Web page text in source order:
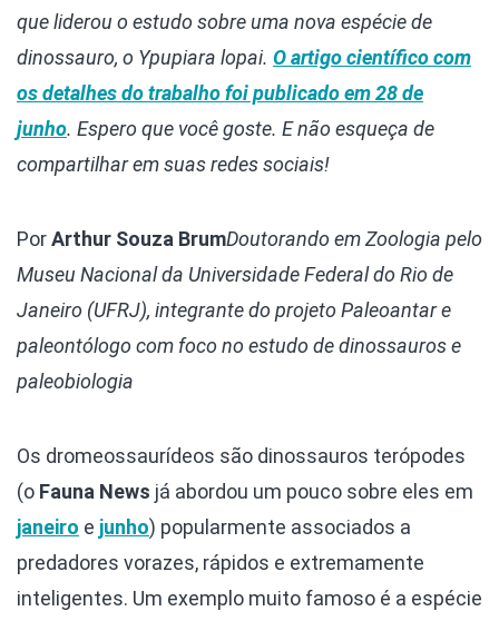
que liderou o estudo sobre uma nova espécie de
dinossauro, o Ypupiara lopai. O artigo científico com
os detalhes do trabalho foi publicado em 28 de
junho. Espero que você goste. E não esqueça de
compartilhar em suas redes sociais!
PorArthur Souza BrumDoutorando em Zoologia pelo
Museu Nacional da Universidade Federal do Rio de
Janeiro (UFRJ), integrante do projeto Paleoantar e
paleontólogo com foco no estudo de dinossauros e
paleobiologia
Os dromeossaurídeos são dinossauros terópodes
(o Fauna News já abordou um pouco sobre eles em
janeiro e junho) popularmente associados a
predadores vorazes, rápidos e extremamente
inteligentes. Um exemplo muito famoso é a espécie